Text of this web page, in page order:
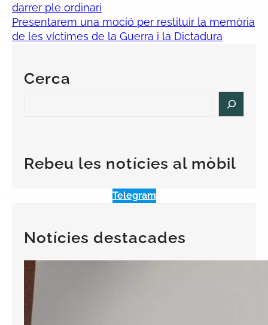
darrer ple ordinari
Presentarem una moció per restituir la memòria
de les víctimes de la Guerra i la Dictadura
Cerca
hRebeu les notícies al mòbil
Telegram
Notícies destacades